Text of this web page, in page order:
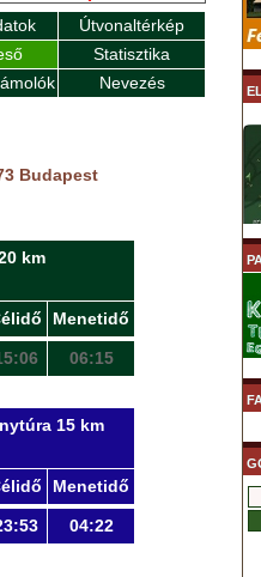
Útvonaltérkép
Statisztika
Nevezés
Budapest
km
Menetidő
06:15
15 km
Menetidő
04:22